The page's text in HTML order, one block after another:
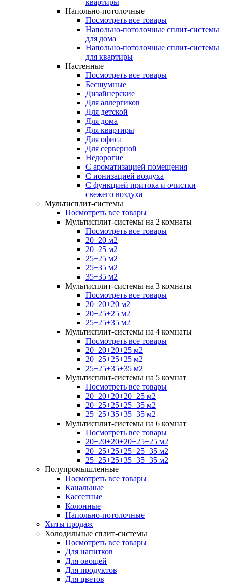
квартиры
Напольно-потолочные
Посмотреть все товары
Напольно-потолочные сплит-системы
для дома
Напольно-потолочные сплит-системы
для квартиры
Настенные
Посмотреть все товары
Бесшумные
Дизайнерские
Для аллергиков
Для детской
Для дома
Для квартиры
Для офиса
Для серверной
Недорогие
С ароматизацией помещения
С ионизацией воздуха
С функцией притока и очистки
свежего воздуха
Мультисплит-системы
Посмотреть все товары
Мультисплит-системы на 2 комнаты
Посмотреть все товары
20+20 м2
20+25 м2
25+25 м2
25+35 м2
35+35 м2
Мультисплит-системы на 3 комнаты
Посмотреть все товары
20+20+20 м2
20+25+25 м2
25+25+35 м2
Мультисплит-системы на 4 комнаты
Посмотреть все товары
20+20+20+25 м2
20+25+25+25 м2
25+25+35+35 м2
Мультисплит-системы на 5 комнат
Посмотреть все товары
20+20+20+20+25 м2
20+25+25+25+35 м2
25+25+35+35+35 м2
Мультисплит-системы на 6 комнат
Посмотреть все товары
20+20+20+20+25+25 м2
20+25+25+25+25+35 м2
25+25+25+35+35+35 м2
Полупромышленные
Посмотреть все товары
Канальные
Кассетные
Колонные
Напольно-потолочные
Хиты продаж
Холодильные сплит-системы
Посмотреть все товары
Для напитков
Для овощей
Для продуктов
Для цветов